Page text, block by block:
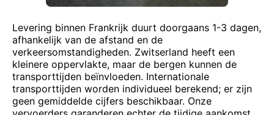
Levering binnen Frankrijk duurt doorgaans 1-3 dagen,
afhankelijk van de afstand en de
verkeersomstandigheden. Zwitserland heeft een
kleinere oppervlakte, maar de bergen kunnen de
transporttijden beïnvloeden. Internationale
transporttijden worden individueel berekend; er zijn
geen gemiddelde cijfers beschikbaar. Onze